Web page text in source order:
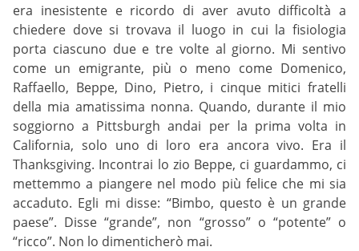
era inesistente e ricordo di aver avuto difficoltà a
chiedere dove si trovava il luogo in cui la fisiologia
porta ciascuno due e tre volte al giorno. Mi sentivo
come un emigrante, più o meno come Domenico,
Raffaello, Beppe, Dino, Pietro, i cinque mitici fratelli
della mia amatissima nonna. Quando, durante il mio
soggiorno a Pittsburgh andai per la prima volta in
California, solo uno di loro era ancora vivo. Era il
Thanksgiving. Incontrai lo zio Beppe, ci guardammo, ci
mettemmo a piangere nel modo più felice che mi sia
accaduto. Egli mi disse: “Bimbo, questo è un grande
paese”. Disse “grande”, non “grosso” o “potente” o
“ricco”. Non lo dimenticherò mai.